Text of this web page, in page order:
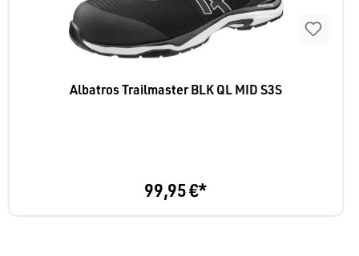
Albatros Trailmaster BLK QL MID S3S
99,95 €*